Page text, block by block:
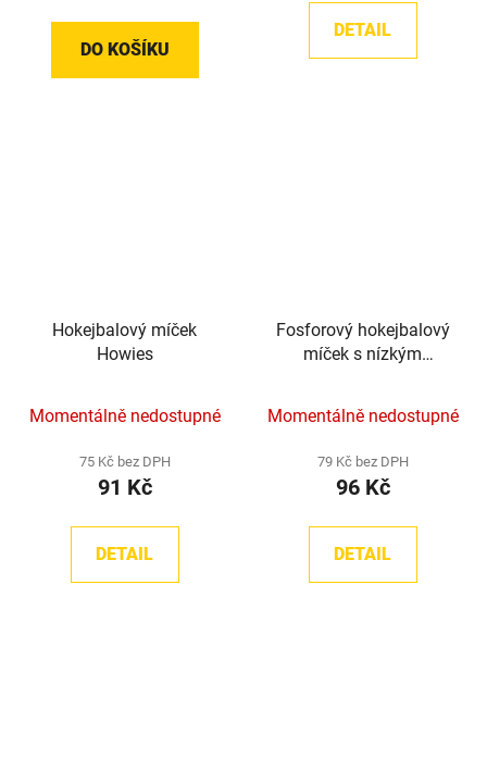
DO KOŠÍKU
DETAIL
Hokejbalový míček
Howies
Momentálně nedostupné
75 Kč bez DPH
91 Kč
DETAIL
Fosforový hokejbalový
míček s nízkým
Momentálně nedostupné
79 Kč bez DPH
96 Kč
DETAIL